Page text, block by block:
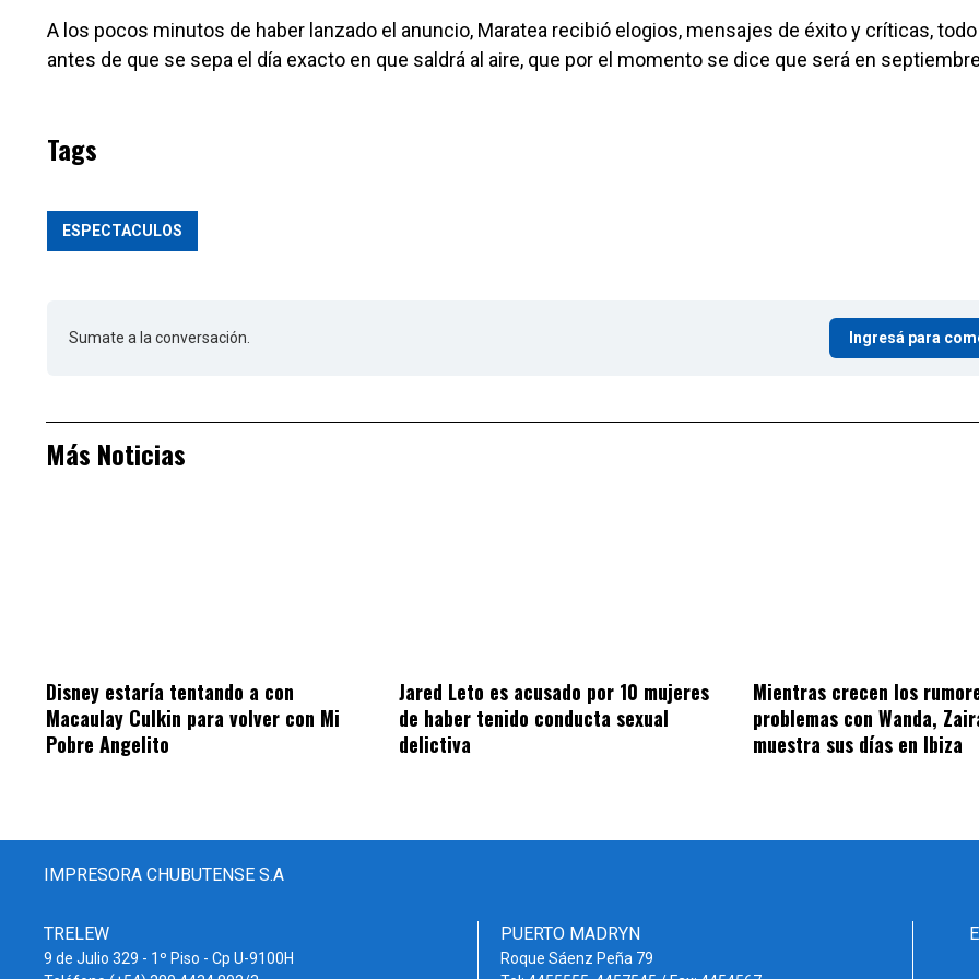
A los pocos minutos de haber lanzado el anuncio, Maratea recibió elogios, mensajes de éxito y críticas, todo
antes de que se sepa el día exacto en que saldrá al aire, que por el momento se dice que será en
Tags
ESPECTACULOS
Sumate a la conversación. Ingresá para
Más Noticias
Disney estaría tentando a con
Macaulay Culkin para volver con Mi
Pobre Angelito
Jared Leto es acusado por 10 mujeres
de haber tenido conducta sexual
delictiva
Mientras crecen los
problemas con Wanda,
muestra sus días en Ibiza
IMPRESORA CHUBUTENSE S.A
TRELEW
9 de Julio 329 - 1º Piso - Cp U-9100H
PUERTO MADRYN
Roque Sáenz Peña 79